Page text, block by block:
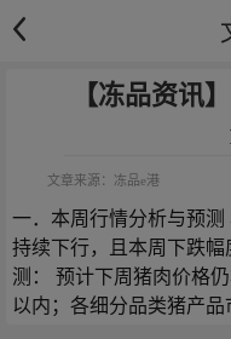
【冻品资讯】
文章来源： 冻品e港
一．本周行情分析与预
持续下行，且本周下跌
测： 预计下周猪肉价格
以内；各细分品类猪产